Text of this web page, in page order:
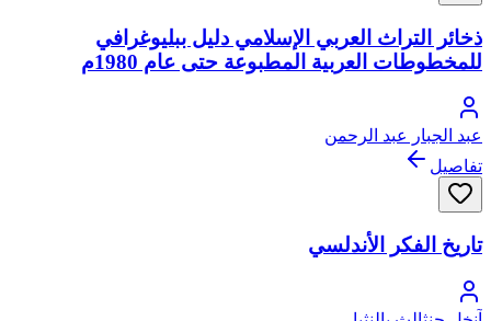
ذخائر التراث العربي الإسلامي دليل ببليوغرافي
للمخطوطات العربية المطبوعة حتى عام 1980م
عبد الجبار عبد الرحمن
تفاصيل
تاريخ الفكر الأندلسي